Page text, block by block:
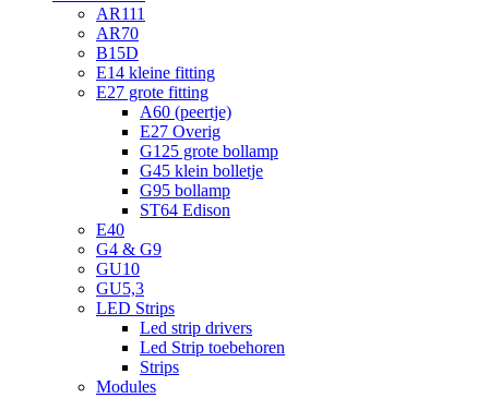
AR111
AR70
B15D
E14 kleine fitting
E27 grote fitting
A60 (peertje)
E27 Overig
G125 grote bollamp
G45 klein bolletje
G95 bollamp
ST64 Edison
E40
G4 & G9
GU10
GU5,3
LED Strips
Led strip drivers
Led Strip toebehoren
Strips
Modules